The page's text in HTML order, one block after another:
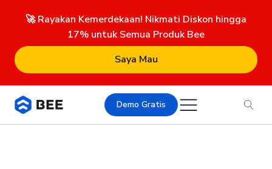
🚀 Rayakan Kemerdekaan! Nikmati Diskon hingga
17% untuk Semua Produk Bee
Saya Mau
Demo Gratis